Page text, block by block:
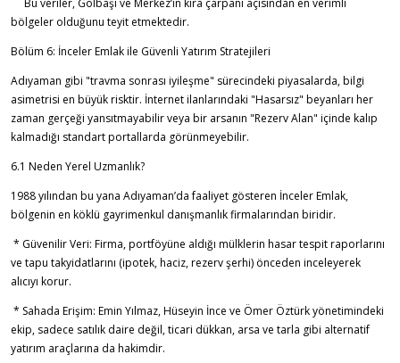
bölgeler olduğunu teyit etmektedir.
Bölüm 6: İnceler Emlak ile Güvenli Yatırım Stratejileri
Adıyaman gibi "travma sonrası iyileşme" sürecindeki piyasalarda, bilgi
asimetrisi en büyük risktir. İnternet ilanlarındaki "Hasarsız" beyanları her
zaman gerçeği yansıtmayabilir veya bir arsanın "Rezerv Alan" içinde kalıp
kalmadığı standart portallarda görünmeyebilir.
6.1 Neden Yerel Uzmanlık?
1988 yılından bu yana Adıyaman’da faaliyet gösteren İnceler Emlak,
bölgenin en köklü gayrimenkul danışmanlık firmalarından biridir.
* Güvenilir Veri: Firma, portföyüne aldığı mülklerin hasar tespit raporlarını
ve tapu takyidatlarını (ipotek, haciz, rezerv şerhi) önceden inceleyerek
alıcıyı korur.
* Sahada Erişim: Emin Yılmaz, Hüseyin İnce ve Ömer Öztürk yönetimindeki
ekip, sadece satılık daire değil, ticari dükkan, arsa ve tarla gibi alternatif
yatırım araçlarına da hakimdir.